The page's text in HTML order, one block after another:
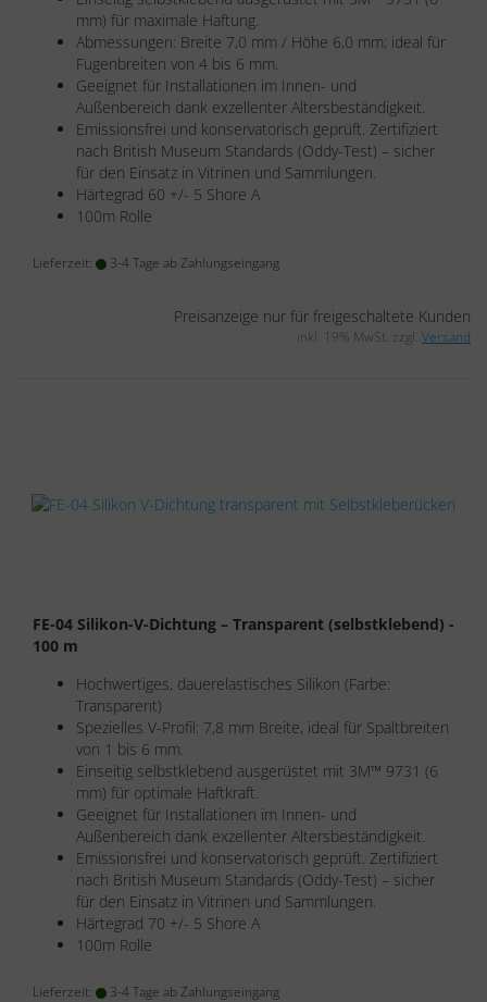
mm) für maximale Haftung.
Abmessungen: Breite 7,0 mm / Höhe 6,0 mm; ideal für
Fugenbreiten von 4 bis 6 mm.
Geeignet für Installationen im Innen- und
Außenbereich dank exzellenter Altersbeständigkeit.
Emissionsfrei und konservatorisch geprüft. Zertifiziert
nach British Museum Standards (Oddy-Test) – sicher
für den Einsatz in Vitrinen und Sammlungen.
Härtegrad 60 +/- 5 Shore A
100m Rolle
Lieferzeit: 3-4 Tage ab Zahlungseingang
Preisanzeige nur für freigeschaltete Kunden
inkl. 19% MwSt. zzgl. Versand
FE-04 Silikon-V-Dichtung – Transparent (selbstklebend) -
100 m
Hochwertiges, dauerelastisches Silikon (Farbe:
Transparent)
Spezielles V-Profil: 7,8 mm Breite, ideal für Spaltbreiten
von 1 bis 6 mm.
Einseitig selbstklebend ausgerüstet mit 3M™ 9731 (6
mm) für optimale Haftkraft.
Geeignet für Installationen im Innen- und
Außenbereich dank exzellenter Altersbeständigkeit.
Emissionsfrei und konservatorisch geprüft. Zertifiziert
nach British Museum Standards (Oddy-Test) – sicher
für den Einsatz in Vitrinen und Sammlungen.
Härtegrad 70 +/- 5 Shore A
100m Rolle
Lieferzeit: 3-4 Tage ab Zahlungseingang